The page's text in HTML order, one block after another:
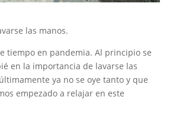
las manos.
tiempo en pandemia. Al principio se
en la importancia de lavarse las
ya no se oye tanto y que
empezado a relajar en este